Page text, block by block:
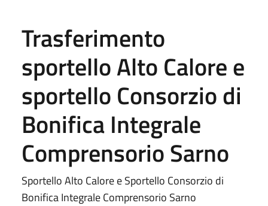
Trasferimento
sportello Alto Calore e
sportello Consorzio di
Bonifica Integrale
Comprensorio Sarno
Sportello Alto Calore e Sportello Consorzio di
Bonifica Integrale Comprensorio Sarno